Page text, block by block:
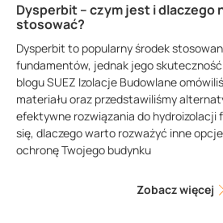
Dysperbit – czym jest i dlaczego
stosować?
Dysperbit to popularny środek
fundamentów, jednak jego
blogu SUEZ Izolacje Budowlane
materiału oraz przedstawiliśmy
efektywne rozwiązania do hydroizolacji
się, dlaczego warto rozważyć inne
ochronę Twojego budynku
Zobacz więcej